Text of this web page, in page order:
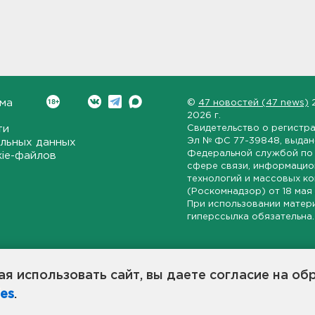
использовать сайт, вы даете согласие на
.
данных
файлов
© 47 новостей (47 news)
2026 г.
Свидетельство о
Эл № ФС 77-39848 ,
Федеральной службой по
сфере связи,
технологий и массовых
(Роскомнадзор) от 18 мая
При использовании
гиперссылка обязательна.
области, экономической и инвестиционной активности в
станет популярной и конструктивной площадкой
в 47-м регионе России.